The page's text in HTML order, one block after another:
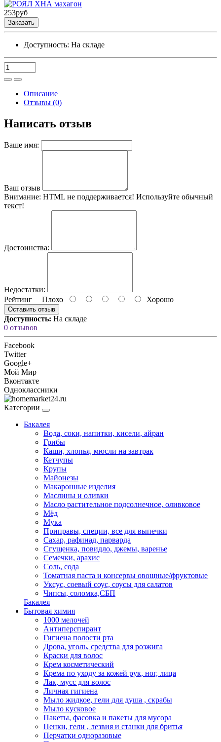
253руб
Заказать
Доступность: На складе
Описание
Отзывы (0)
Написать отзыв
Ваше имя:
Ваш отзыв
Внимание: HTML не поддерживается! Используйте обычный
текст!
Достоинства:
Недостатки:
Рейтинг Плохо Хорошо
Оставить отзыв
Доступность: На складе
0 отзывов
Facebook
Twitter
Google+
Мой Мир
Вконтакте
Одноклассники
Категории
Бакалея
Вода, соки, напитки, кисели, айран
Грибы
Каши, хлопья, мюсли на завтрак
Кетчупы
Крупы
Майонезы
Макаронные изделия
Маслины и оливки
Масло растительное подсолнечное, оливковое
Мёд
Мука
Приправы, специи, все для выпечки
Сахар, рафинад, парварда
Сгущенка, повидло, джемы, варенье
Семечки, арахис
Соль, сода
Томатная паста и консервы овощные/фруктовые
Уксус, соевый соус, соусы для салатов
Чипсы, соломка,СБП
Бакалея
Бытовая химия
1000 мелочей
Антиперспирант
Гигиена полости рта
Дрова, уголь, средства для розжига
Краски для волос
Крем косметический
Крема по уходу за кожей рук, ног, лица
Лак, мусс для волос
Личная гигиена
Мыло жидкое, гели для душа , скрабы
Мыло кусковое
Пакеты, фасовка и пакеты для мусора
Пенки, гели , лезвия и станки для бритья
Перчатки одноразовые